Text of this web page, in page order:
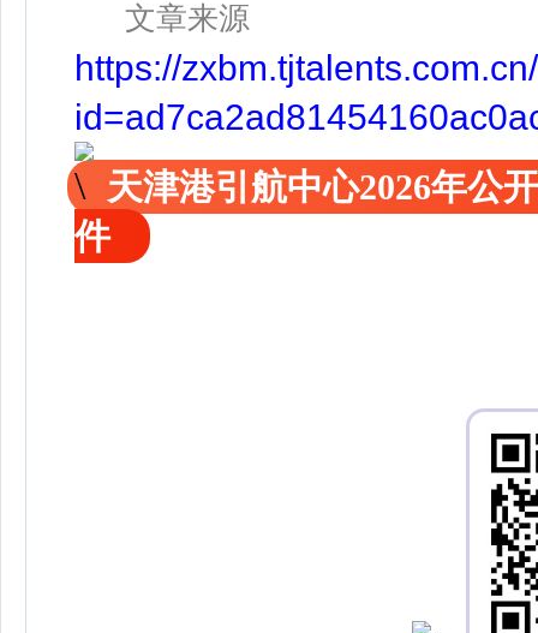
文章来源
https://
天津港引航中心2026年公
件